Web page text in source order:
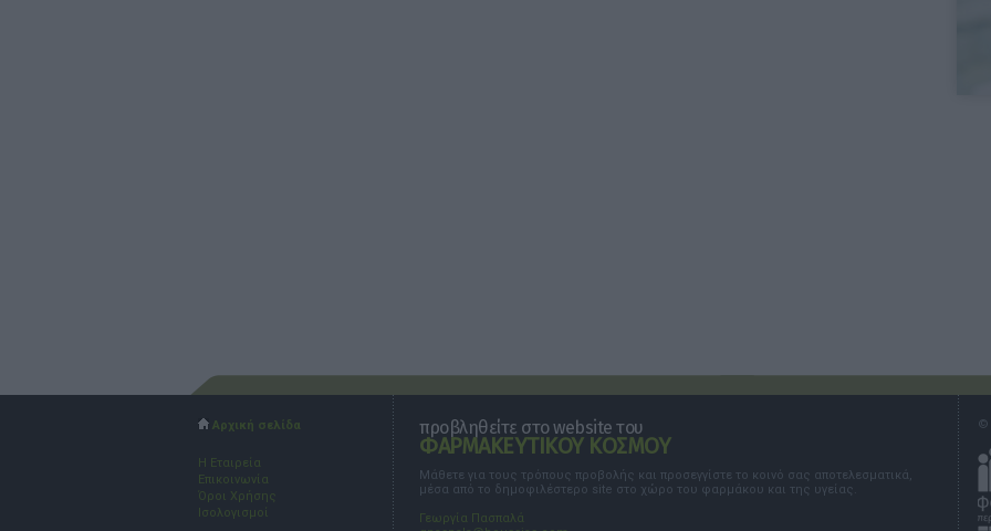
Αρχική σελίδα
Η Εταιρεία
Επικοινωνία
Όροι Χρήσης
Ισολογισμοί
προβληθείτε στο website του
ΦΑΡΜΑΚΕΥΤΙΚΟΥ ΚΟΣΜΟΥ
Μάθετε για τους τρόπους προβολής και προσεγγίστε το κοινό σας αποτελεσματικά,
μέσα από το δημοφιλέστερο site στο χώρο του φαρμάκου και της υγείας.
Γεωργία Πασπαλά
©